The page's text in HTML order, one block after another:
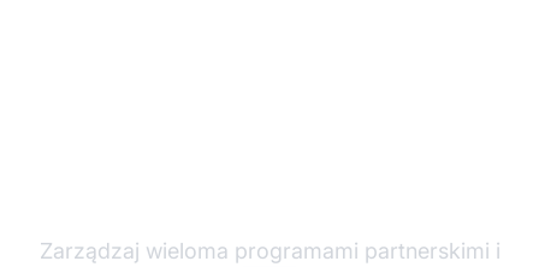
Zarządzaj wieloma programami partnerskimi i